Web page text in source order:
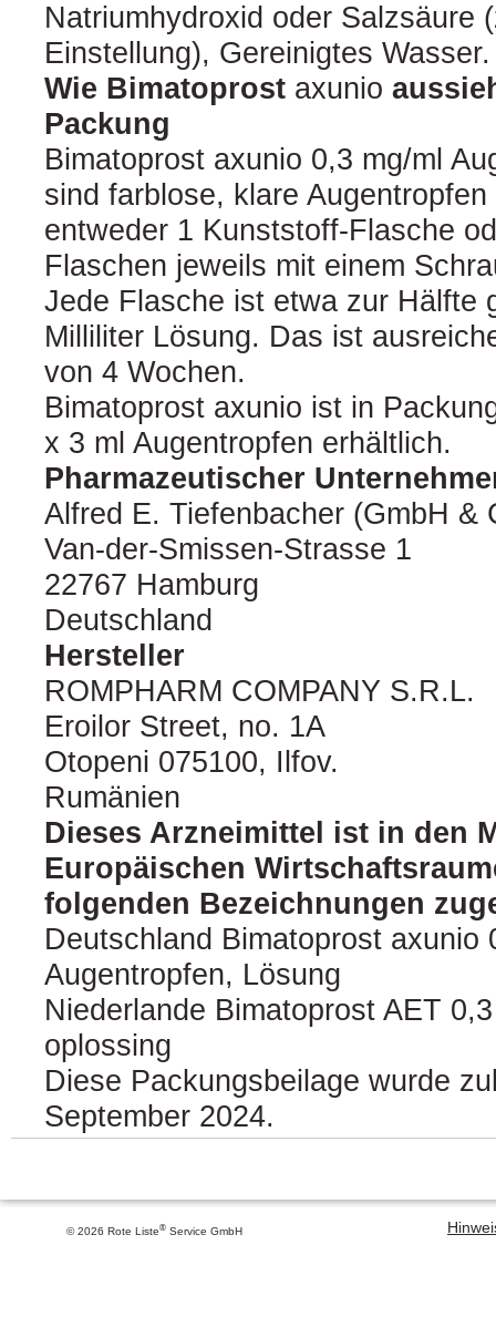
Natriumhydroxid oder Salzsäure
Einstellung), Gereinigtes Wasser.
Wie Bimatoprost axunio
Packung
Bimatoprost axunio 0,3 mg/ml
sind farblose, klare
entweder 1 Kunststoff-Flasche
Flaschen jeweils mit einem
Jede Flasche ist etwa zur Hälfte
Milliliter Lösung. Das ist
von 4 Wochen.
Bimatoprost axunio ist in
x 3 ml Augentropfen erhältlich.
Pharmazeutischer
Alfred E. Tiefenbacher (GmbH &
Van-der-Smissen-Strasse 1
22767 Hamburg
Deutschland
Hersteller
ROMPHARM COMPANY S.R.L.
Eroilor Street, no. 1A
Otopeni 075100, Ilfov.
Rumänien
Dieses Arzneimittel ist in den
Europäischen
folgenden Bezeichnungen
Deutschland Bimatoprost axunio
Augentropfen, Lösung
Niederlande Bimatoprost AET
oplossing
Diese Packungsbeilage wurde
September 2024.
© 2026 Rote Liste® Service GmbH